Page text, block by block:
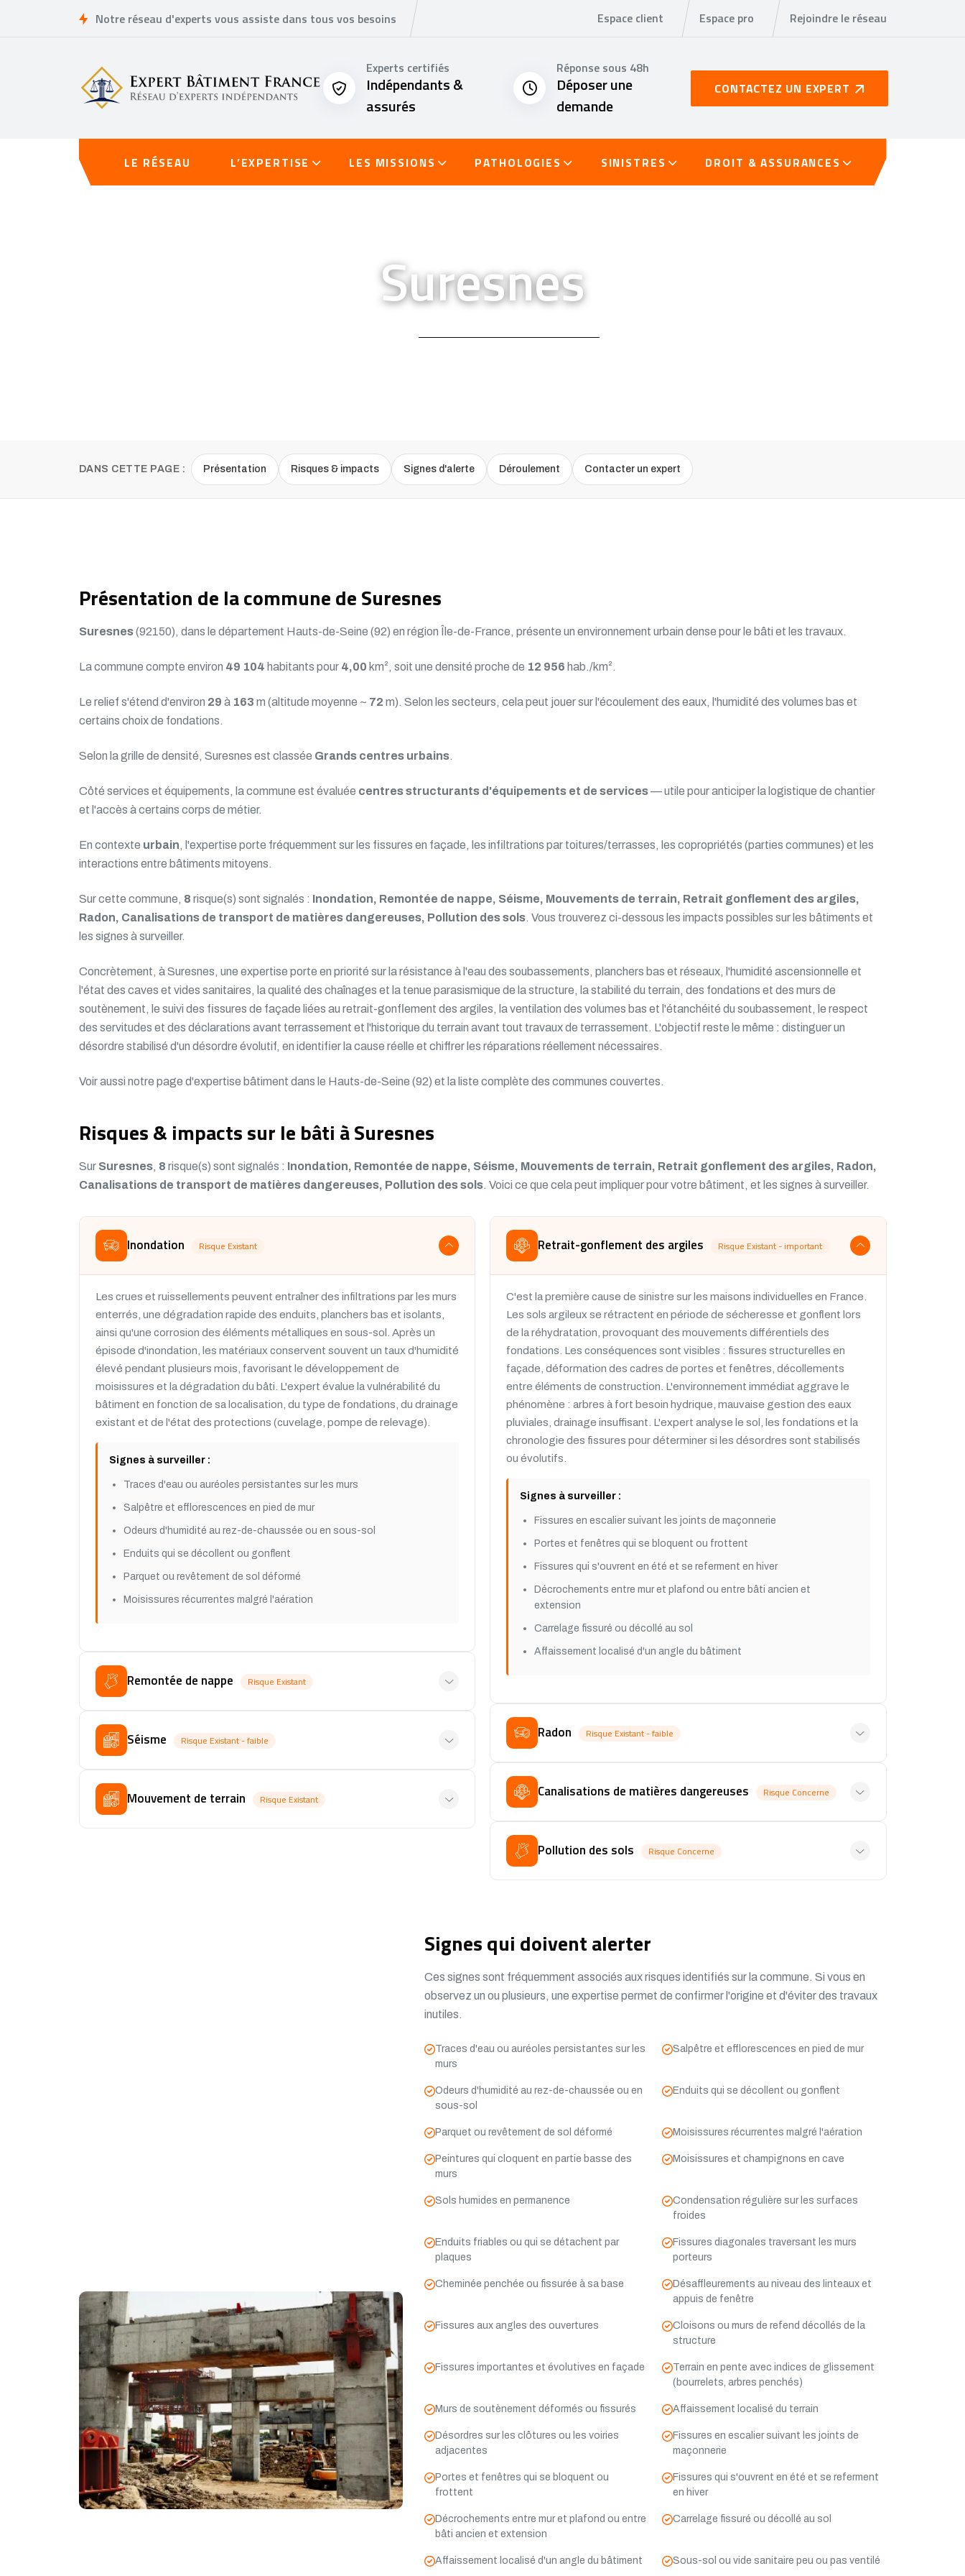
Notre réseau d'experts vous assiste dans tous vos besoins Espace client Espace pro Rejoindre le réseau
Experts certifiés
Indépendants &
assurés
Réponse sous 48h
Déposer une
demande
CONTACTEZ UN EXPERT
LE RÉSEAU L’EXPERTISE LES MISSIONS PATHOLOGIES SINISTRES DROIT & ASSURANCES
Suresnes
DANS CETTE PAGE : Présentation Risques & impacts Signes d'alerte Déroulement Contacter un expert
Présentation de la commune de Suresnes
Suresnes(92150), dans le département Hauts-de-Seine (92) en région Île-de-France, présente un environnement urbain dense pour le bâti et les travaux.
La commune compte environ 49 104 habitants pour 4,00 km², soit une densité proche de 12 956 hab./km².
Le relief s'étend d'environ 29 à 163 m (altitude moyenne ~ 72 m). Selon les secteurs, cela peut jouer sur l'écoulement des eaux, l'humidité des volumes bas et
certains choix de fondations.
Selon la grille de densité, Suresnes est classée Grands centres urbains.
Côté services et équipements, la commune est évaluée centres structurants d'équipements et de services— utile pour anticiper la logistique de chantier
et l'accès à certains corps de métier.
En contexte urbain, l'expertise porte fréquemment sur les fissures en façade, les infiltrations par toitures/terrasses, les copropriétés (parties communes) et les
interactions entre bâtiments mitoyens.
Sur cette commune, 8 risque(s) sont signalés : Inondation, Remontée de nappe, Séisme, Mouvements de terrain, Retrait gonflement des argiles,
Radon, Canalisations de transport de matières dangereuses, Pollution des sols. Vous trouverez ci-dessous les impacts possibles sur les bâtiments et
les signes à surveiller.
Concrètement, à Suresnes, une expertise porte en priorité sur la résistance à l'eau des soubassements, planchers bas et réseaux, l'humidité ascensionnelle et
l'état des caves et vides sanitaires, la qualité des chaînages et la tenue parasismique de la structure, la stabilité du terrain, des fondations et des murs de
soutènement, le suivi des fissures de façade liées au retrait-gonflement des argiles, la ventilation des volumes bas et l'étanchéité du soubassement, le respect
des servitudes et des déclarations avant terrassement et l'historique du terrain avant tout travaux de terrassement. L'objectif reste le même : distinguer un
désordre stabilisé d'un désordre évolutif, en identifier la cause réelle et chiffrer les réparations réellement nécessaires.
Voir aussi notre page d'expertise bâtiment dans le Hauts-de-Seine (92) et la liste complète des communes couvertes.
Risques & impacts sur le bâti à Suresnes
Sur Suresnes, 8 risque(s) sont signalés : Inondation, Remontée de nappe, Séisme, Mouvements de terrain, Retrait gonflement des argiles, Radon,
Canalisations de transport de matières dangereuses, Pollution des sols. Voici ce que cela peut impliquer pour votre bâtiment, et les signes à surveiller.
Inondation Risque Existant
Les crues et ruissellements peuvent entraîner des infiltrations par les murs
enterrés, une dégradation rapide des enduits, planchers bas et isolants,
ainsi qu'une corrosion des éléments métalliques en sous-sol. Après un
épisode d'inondation, les matériaux conservent souvent un taux d'humidité
élevé pendant plusieurs mois, favorisant le développement de
moisissures et la dégradation du bâti. L'expert évalue la vulnérabilité du
bâtiment en fonction de sa localisation, du type de fondations, du drainage
existant et de l'état des protections (cuvelage, pompe de relevage).
Signes à surveiller :
Traces d'eau ou auréoles persistantes sur les murs
Salpêtre et efflorescences en pied de mur
Odeurs d'humidité au rez-de-chaussée ou en sous-sol
Enduits qui se décollent ou gonflent
Parquet ou revêtement de sol déformé
Moisissures récurrentes malgré l'aération
Remontée de nappe Risque Existant
Séisme Risque Existant - faible
Mouvement de terrain Risque Existant
Retrait-gonflement des argiles Risque Existant - important
C'est la première cause de sinistre sur les maisons individuelles en France.
Les sols argileux se rétractent en période de sécheresse et gonflent lors
de la réhydratation, provoquant des mouvements différentiels des
fondations. Les conséquences sont visibles : fissures structurelles en
façade, déformation des cadres de portes et fenêtres, décollements
entre éléments de construction. L'environnement immédiat aggrave le
phénomène : arbres à fort besoin hydrique, mauvaise gestion des eaux
pluviales, drainage insuffisant. L'expert analyse le sol, les fondations et la
chronologie des fissures pour déterminer si les désordres sont stabilisés
ou évolutifs.
Signes à surveiller :
Fissures en escalier suivant les joints de maçonnerie
Portes et fenêtres qui se bloquent ou frottent
Fissures qui s'ouvrent en été et se referment en hiver
Décrochements entre mur et plafond ou entre bâti ancien et
extension
Carrelage fissuré ou décollé au sol
Affaissement localisé d'un angle du bâtiment
Radon Risque Existant - faible
Canalisations de matières dangereuses Risque Concerne
Pollution des sols Risque Concerne
Signes qui doivent alerter
Ces signes sont fréquemment associés aux risques identifiés sur la commune. Si vous en
observez un ou plusieurs, une expertise permet de confirmer l'origine et d'éviter des travaux
inutiles.
Traces d'eau ou auréoles persistantes sur les
murs
Salpêtre et efflorescences en pied de mur
Odeurs d'humidité au rez-de-chaussée ou en
sous-sol
Enduits qui se décollent ou gonflent
Parquet ou revêtement de sol déformé Moisissures récurrentes malgré l'aération
Peintures qui cloquent en partie basse des
murs
Moisissures et champignons en cave
Sols humides en permanence
Condensation régulière sur les surfaces
froides
Enduits friables ou qui se détachent par
plaques
Fissures diagonales traversant les murs
porteurs
Cheminée penchée ou fissurée à sa base
Désaffleurements au niveau des linteaux et
appuis de fenêtre
Fissures aux angles des ouvertures
Cloisons ou murs de refend décollés de la
structure
Fissures importantes et évolutives en façade
Terrain en pente avec indices de glissement
(bourrelets, arbres penchés)
Murs de soutènement déformés ou fissurés Affaissement localisé du terrain
Désordres sur les clôtures ou les voiries
adjacentes
Fissures en escalier suivant les joints de
maçonnerie
Portes et fenêtres qui se bloquent ou
frottent
Fissures qui s'ouvrent en été et se referment
en hiver
Décrochements entre mur et plafond ou entre
bâti ancien et extension
Carrelage fissuré ou décollé au sol
Affaissement localisé d'un angle du bâtiment Sous-sol ou vide sanitaire peu ou pas ventilé